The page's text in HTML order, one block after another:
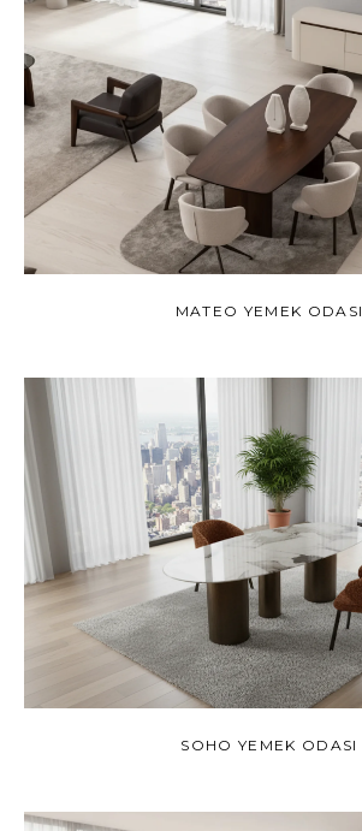
MATEO YEMEK ODASI
SOHO YEMEK ODASI